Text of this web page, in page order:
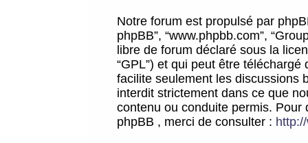
Notre forum est propulsé par
phpBB”, “www.phpbb.com”,
libre de forum déclaré sous la
“GPL”) et qui peut être téléchargé
facilite seulement les discussions
interdit strictement dans ce que
contenu ou conduite permis.
phpBB , merci de consulter :